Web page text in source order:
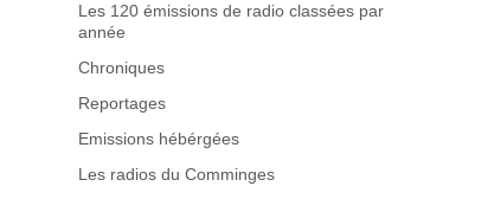
Les 120 émissions de radio classées par
année
Chroniques
Reportages
Emissions hébérgées
Les radios du Comminges